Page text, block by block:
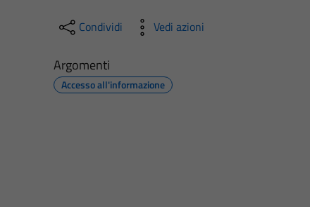
Condividi Vedi azioni
Argomenti
Accesso all'informazione